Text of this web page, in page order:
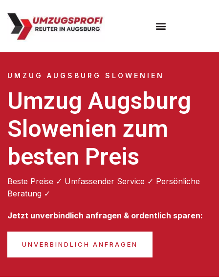
UMZUG AUGSBURG SLOWENIEN
Umzug Augsburg
Slowenien zum
besten Preis
Beste Preise ✓ Umfassender Service ✓ Persönliche
Beratung ✓
Jetzt unverbindlich anfragen & ordentlich sparen:
UNVERBINDLICH ANFRAGEN